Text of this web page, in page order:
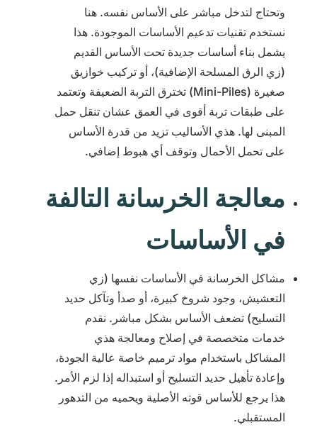
وتحتاج لتدخل مباشر على الأساس نفسه. هنا
نستخدم تقنيات تدعيم الأساسات الموجودة. هذا
يشمل بناء أساسات جديدة تحت الأساس القديم
(زي الرق المسلحة الإضافية)، أو تركيب خوازيق
صغيرة (Mini-Piles) تخترق التربة الضعيفة وتعتمد
على طبقات تربة أقوى في العمق عشان تنقل حمل
المبنى لها. هذي الأساليب تزيد من قدرة الأساس
على تحمل الأحمال وتوقف أي هبوط إضافي.
معالجة الخرسانة التالفة
في الأساسات
مشاكل الخرسانة في الأساسات نفسها (زي
التعشيش، وجود شروخ كبيرة، أو صدأ وتآكل حديد
التسليح) تضعف الأساس بشكل مباشر. نقدم
خدمات متخصصة في إصلاح ومعالجة هذي
المشاكل باستخدام مواد ترميم خاصة عالية الجودة،
وإعادة تأهيل حديد التسليح أو استبداله إذا لزم الأمر.
هذا يرجع للأساس قوته الأصلية ويحميه من التدهور
المستقبلي.